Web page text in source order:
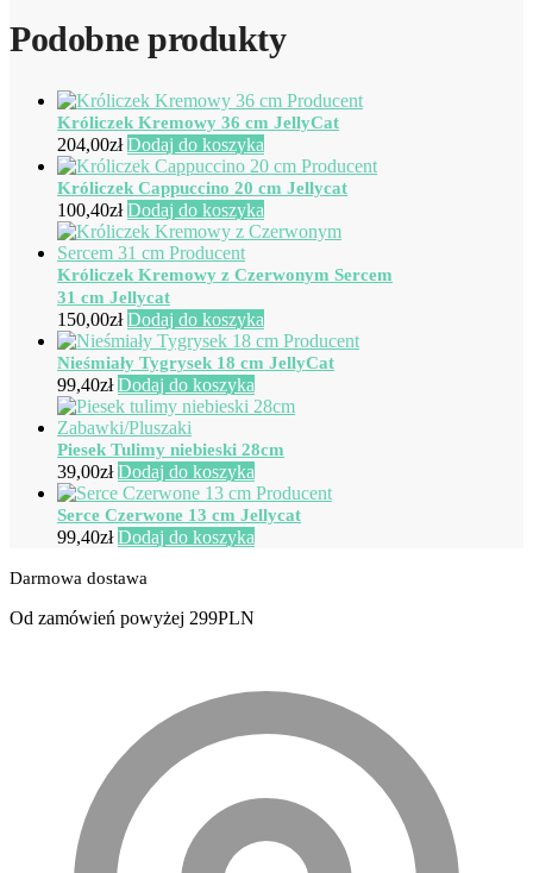
Podobne produkty
Króliczek Kremowy 36 cm JellyCat
204,00zł Dodaj do koszyka
Króliczek Cappuccino 20 cm Jellycat
100,40zł Dodaj do koszyka
Króliczek Kremowy z Czerwonym Sercem
31 cm Jellycat
150,00zł Dodaj do koszyka
Nieśmiały Tygrysek 18 cm JellyCat
99,40zł Dodaj do koszyka
Piesek Tulimy niebieski 28cm
39,00zł Dodaj do koszyka
Serce Czerwone 13 cm Jellycat
99,40zł Dodaj do koszyka
Darmowa dostawa
Od zamówień powyżej 299PLN